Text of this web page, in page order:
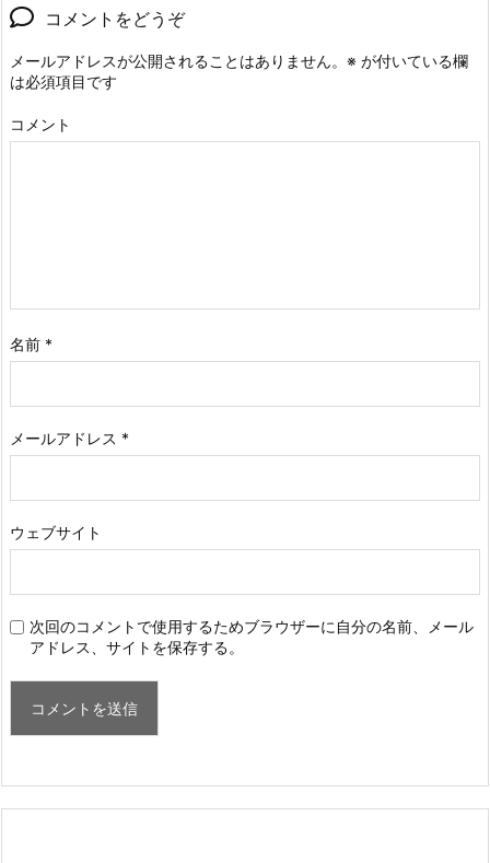
コメントをどうぞ
メールアドレスが公開されることはありません。 ※ が付いている欄
は必須項目です
コメント
名前 *
メールアドレス *
ウェブサイト
次回のコメントで使用するためブラウザーに自分の名前、メール
アドレス、サイトを保存する。